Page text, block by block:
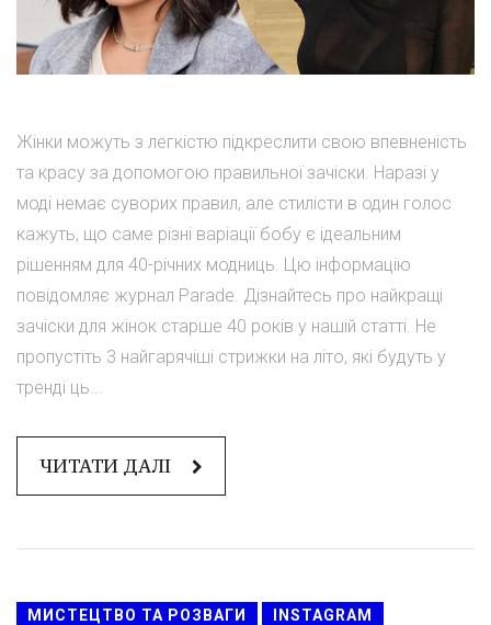
Жінки можуть з легкістю підкреслити свою впевненість
та красу за допомогою правильної зачіски. Наразі у
моді немає суворих правил, але стилісти в один голос
кажуть, що саме різні варіації бобу є ідеальним
рішенням для 40-річних модниць. Цю інформацію
повідомляє журнал Parade. Дізнайтесь про найкращі
зачіски для жінок старше 40 років у нашій статті. Не
пропустіть 3 найгарячіші стрижки на літо, які будуть у
тренді ць...
ЧИТАТИ ДАЛІ
МИСТЕЦТВО ТА РОЗВАГИ INSTAGRAM